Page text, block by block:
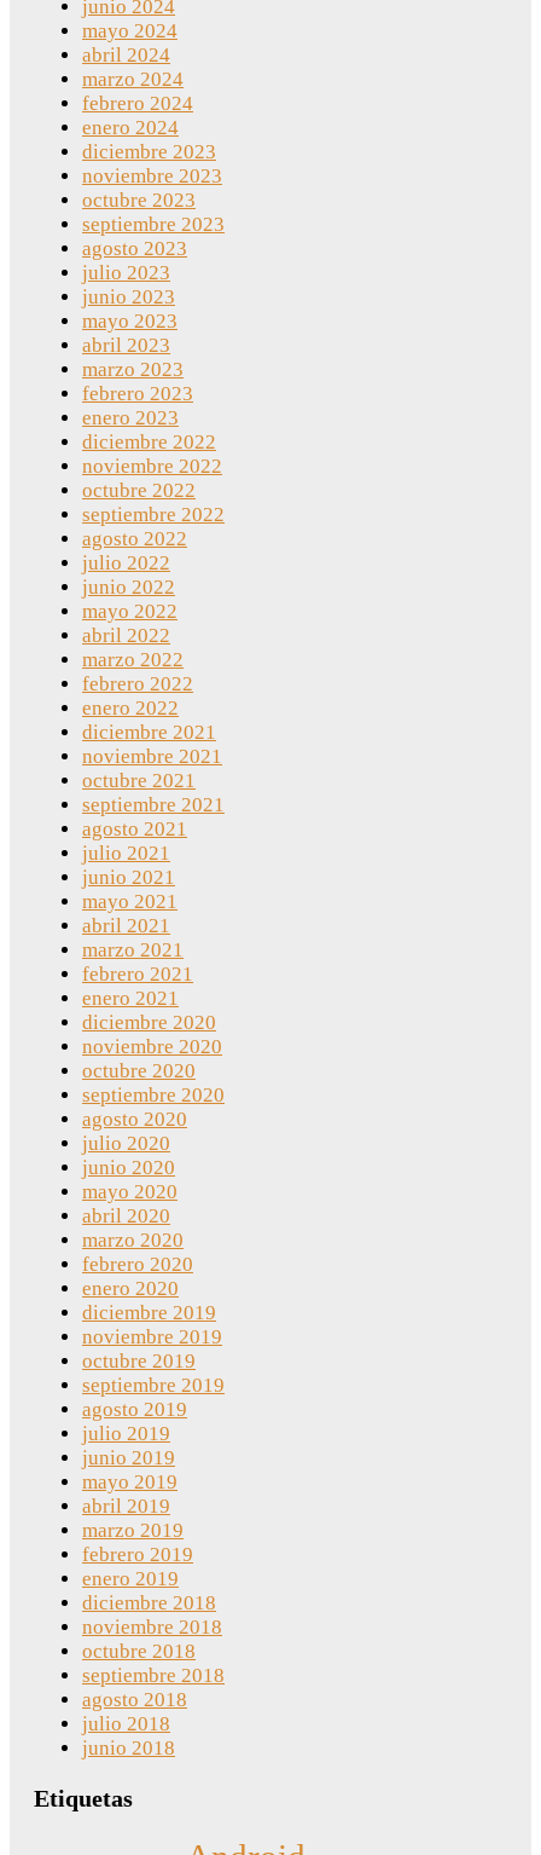
junio 2024
mayo 2024
abril 2024
marzo 2024
febrero 2024
enero 2024
diciembre 2023
noviembre 2023
octubre 2023
septiembre 2023
agosto 2023
julio 2023
junio 2023
mayo 2023
abril 2023
marzo 2023
febrero 2023
enero 2023
diciembre 2022
noviembre 2022
octubre 2022
septiembre 2022
agosto 2022
julio 2022
junio 2022
mayo 2022
abril 2022
marzo 2022
febrero 2022
enero 2022
diciembre 2021
noviembre 2021
octubre 2021
septiembre 2021
agosto 2021
julio 2021
junio 2021
mayo 2021
abril 2021
marzo 2021
febrero 2021
enero 2021
diciembre 2020
noviembre 2020
octubre 2020
septiembre 2020
agosto 2020
julio 2020
junio 2020
mayo 2020
abril 2020
marzo 2020
febrero 2020
enero 2020
diciembre 2019
noviembre 2019
octubre 2019
septiembre 2019
agosto 2019
julio 2019
junio 2019
mayo 2019
abril 2019
marzo 2019
febrero 2019
enero 2019
diciembre 2018
noviembre 2018
octubre 2018
septiembre 2018
agosto 2018
julio 2018
junio 2018
Etiquetas